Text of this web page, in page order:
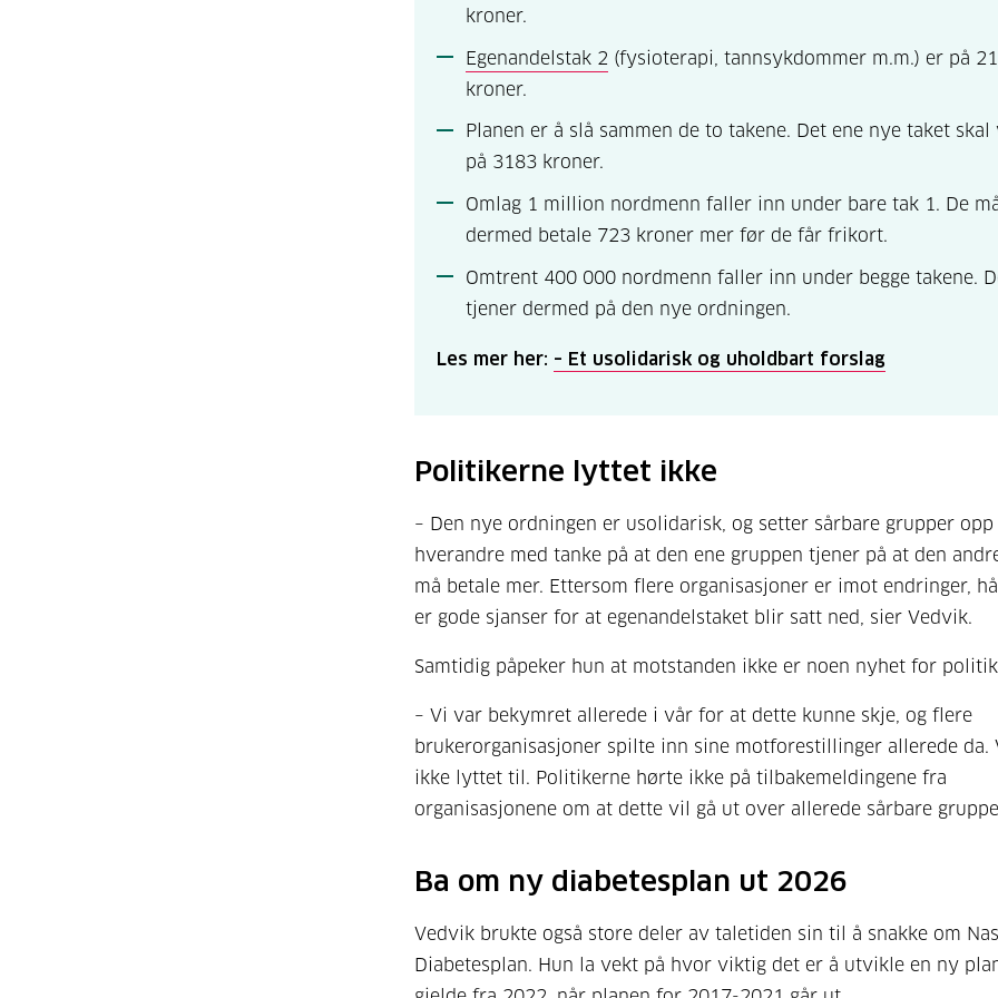
kroner.
Egenandelstak 2 (fysioterapi, tannsykdommer m.m.) er på
kroner.
Planen er å slå sammen de to takene. Det ene nye taket
på 3183 kroner.
Omlag 1 million nordmenn faller inn under bare tak 1. De
dermed betale 723 kroner mer før de får frikort.
Omtrent 400 000 nordmenn faller inn under begge takene.
tjener dermed på den nye ordningen.
Les mer her: – Et usolidarisk og uholdbart forslag
Politikerne lyttet ikke
– Den nye ordningen er usolidarisk, og setter sårbare grupper
hverandre med tanke på at den ene gruppen tjener på at den
må betale mer. Ettersom flere organisasjoner er imot endringer,
er gode sjanser for at egenandelstaket blir satt ned, sier Vedvik.
Samtidig påpeker hun at motstanden ikke er noen nyhet for
– Vi var bekymret allerede i vår for at dette kunne skje, og flere
brukerorganisasjoner spilte inn sine motforestillinger allerede da.
ikke lyttet til. Politikerne hørte ikke på tilbakemeldingene fra
organisasjonene om at dette vil gå ut over allerede sårbare
Ba om ny diabetesplan ut 2026
Vedvik brukte også store deler av taletiden sin til å snakke om
Diabetesplan. Hun la vekt på hvor viktig det er å utvikle en ny